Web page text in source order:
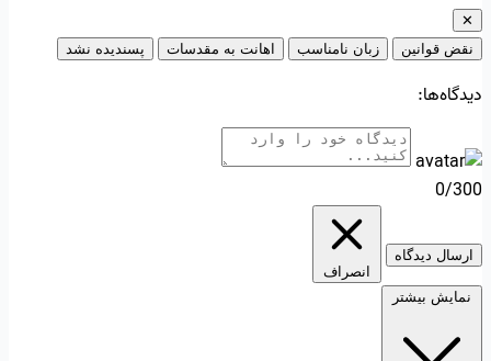
✕
نقض قوانین
زبان نامناسب اهانت به مقدسات پسندیده نشد
دیدگاه‌ها:
0/300
ارسال دیدگاه
انصراف
نمایش بیشتر